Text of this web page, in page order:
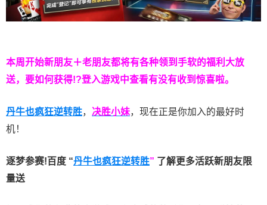
本周开始新朋友＋老朋友都将有各种领到手软的福利大放
送，要如何获得!?登入游戏中查看有没有收到惊喜啦。
丹牛也疯狂逆转胜， 决胜小妹，现在正是你加入的最好时
机！
逐梦参赛!百度 “丹牛也疯狂逆转胜” 了解更多活跃新朋友限
量送